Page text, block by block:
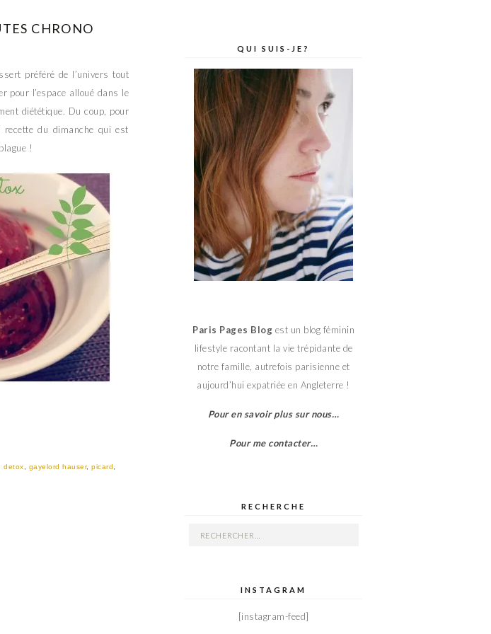
CHRONO
préféré de l’univers tout
pour l’espace alloué dans le
diététique. Du coup, pour
du dimanche qui est
!
,detox gayelord hauser,picard
QUI SUIS-JE?
Paris Pages Blog est un blog féminin
lifestyle racontant la vie trépidante de
notre famille, autrefois parisienne et
aujourd’hui expatriée en Angleterre !
Pour en savoir plus sur nous…
Pour me contacter…
RECHERCHE
Rechercher :
INSTAGRAM
[instagram-feed]